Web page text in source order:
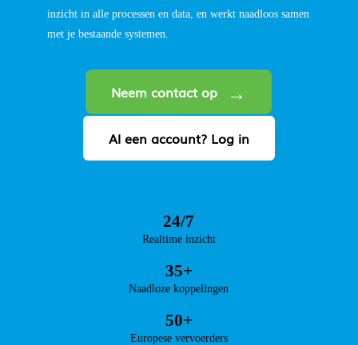
inzicht in alle processen en data, en werkt naadloos samen
met je bestaande systemen.
Neem contact op
Al een account? Log in
24/7
Realtime inzicht
35+
Naadloze koppelingen
50+
Europese vervoerders